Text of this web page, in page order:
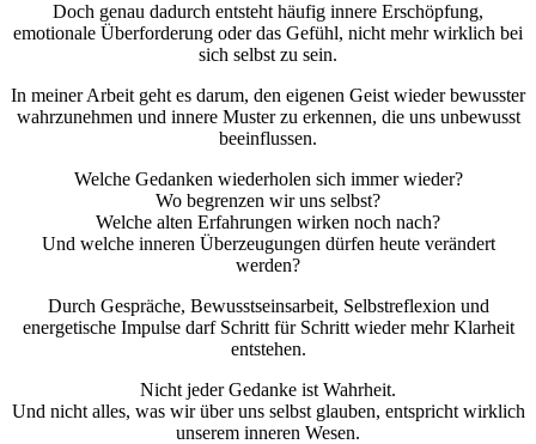
Doch genau dadurch entsteht häufig innere Erschöpfung,
emotionale Überforderung oder das Gefühl, nicht mehr wirklich bei
sich selbst zu sein.
In meiner Arbeit geht es darum, den eigenen Geist wieder bewusster
wahrzunehmen und innere Muster zu erkennen, die uns unbewusst
beeinflussen.
Welche Gedanken wiederholen sich immer wieder?
Wo begrenzen wir uns selbst?
Welche alten Erfahrungen wirken noch nach?
Und welche inneren Überzeugungen dürfen heute verändert
werden?
Durch Gespräche, Bewusstseinsarbeit, Selbstreflexion und
energetische Impulse darf Schritt für Schritt wieder mehr Klarheit
entstehen.
Nicht jeder Gedanke ist Wahrheit.
Und nicht alles, was wir über uns selbst glauben, entspricht wirklich
unserem inneren Wesen.